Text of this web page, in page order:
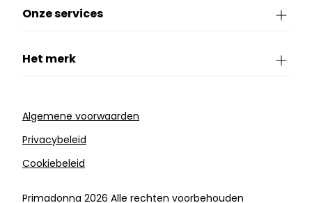
Onze services
Het merk
Algemene voorwaarden
Privacybeleid
Cookiebeleid
Primadonna 2026 Alle rechten voorbehouden